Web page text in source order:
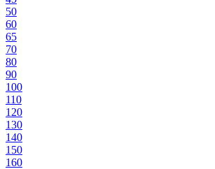
50
60
65
70
80
90
100
110
120
130
140
150
160